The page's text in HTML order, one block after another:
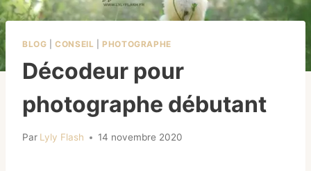
BLOG |CONSEIL |PHOTOGRAPHE
Décodeur pour
photographe débutant
Par Lyly Flash 14 novembre 2020